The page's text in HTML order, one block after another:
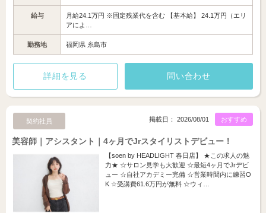
給与
月給24.1万円 ※固定残業代を含む 【基本給】 24.1万円（エリ
アによ…
勤務地 福岡県 糸島市
詳細を見る 問い合わせ
契約社員 おすすめ
掲載日： 2026/08/01
美容師｜アシスタント｜4ヶ月でJrスタイリストデビュー！
【soen by HEADLIGHT 春日店】 ★この求人の魅
力★ ☆サロン見学も大歓迎 ☆最短4ヶ月でJrデビ
ュー ☆自社アカデミー完備 ☆営業時間内に練習O
K ☆受講費61.6万円が無料 ☆ウィ…